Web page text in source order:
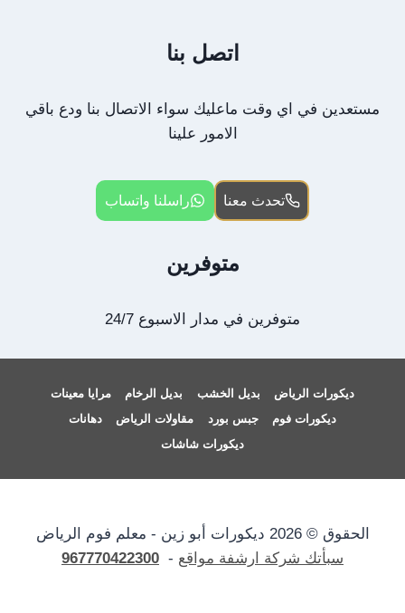
اتصل بنا
مستعدين في اي وقت ماعليك سواء الاتصال بنا ودع باقي
الامور علينا
تحدث معنا راسلنا واتساب
متوفرين
متوفرين في مدار الاسبوع 24/7
ديكورات الرياض بديل الخشب بديل الرخام
مرايا معينات
ديكورات فوم
جبس بورد مقاولات الرياض
دهانات
ديكورات شاشات
الحقوق © 2026 ديكورات أبو زين - معلم فوم الرياض
سبأتك شركة ارشفة مواقع -
967770422300